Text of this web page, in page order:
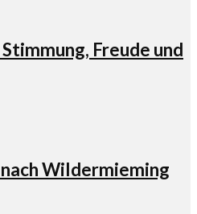
Freude und
Wildermieming